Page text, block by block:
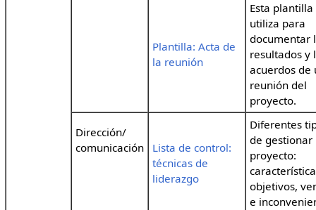
Plantilla: Acta de
la reunión
Esta plantilla
utiliza para
documentar
resultados y
acuerdos de
reunión del
proyecto.
Dirección/
comunicación
Lista de control:
técnicas de
liderazgo
Diferentes
de gestionar
proyecto:
objetivos,
e